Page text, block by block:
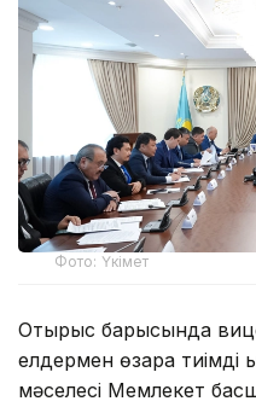
Фото: Үкімет
Отырыс барысында
елдермен өзара
мәселесі Мемлекет